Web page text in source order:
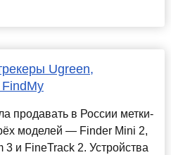
Ugreen,
продавать в России метки-
моделей — Finder Mini 2,
и FineTrack 2. Устройства